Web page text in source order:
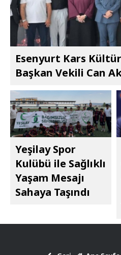
Esenyurt Kars
Başkan Vekili Can
Yeşilay Spor
Kulübü ile Sağlıklı
Yaşam Mesajı
Sahaya Taşındı